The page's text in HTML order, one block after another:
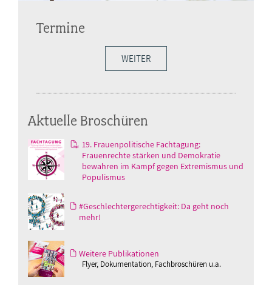
Termine
WEITER
Aktuelle Broschüren
19. Frauenpolitische Fachtagung:
Frauenrechte stärken und Demokratie
bewahren im Kampf gegen Extremismus und
Populismus
#Geschlechtergerechtigkeit: Da geht noch
mehr!
Weitere Publikationen
Flyer, Dokumentation, Fachbroschüren u.a.